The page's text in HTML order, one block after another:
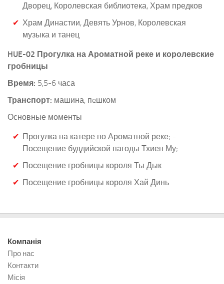
Дворец, Королевская библиотека, Храм предков
Храм Династии, Девять Урнов, Королевская
музыка и танец
HUE-02 Прогулка на Ароматной реке и королевские
гробницы
Время: 5,5-6 часа
Транспорт: машина, пeшком
Основные моменты
Прогулка на катере по Ароматной реке; -
Посещение буддийской пагоды Тхиен Му;
Посещение гробницы короля Ты Дык
Посещение гробницы короля Хай Динь
Компанія
Про нас
Контакти
Місія